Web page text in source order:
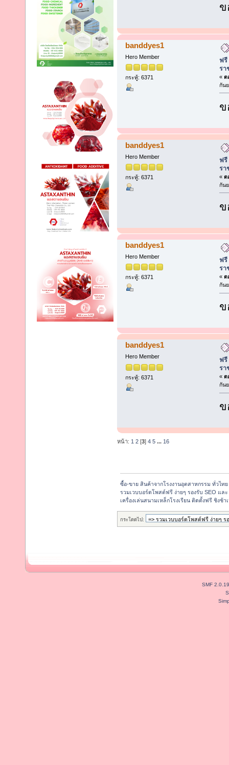
ข
banddyes1
Hero Member
กระทู้: 6371
ฟรี
รา
« ต
กัน
ข
banddyes1
Hero Member
กระทู้: 6371
ฟรี
รา
« ต
กัน
ข
banddyes1
Hero Member
กระทู้: 6371
ฟรี
รา
« ต
กัน
ข
banddyes1
Hero Member
กระทู้: 6371
ฟรี
รา
« ต
กัน
ข
หน้า: 1 2 [3] 4 5 ... 16
ซื้อ-ขาย สินค้าจากโรงงานอุตสาหกรรม ทั่วไทย
รวมเวบบอร์ดโพสต์ฟรี ง่ายๆ รองรับ SEO แล
เครื่องเล่นสนามเหล็กโรงเรียน ติดตั้งฟรี ชิงช้
กระโดดไป:
SMF 2.0.19